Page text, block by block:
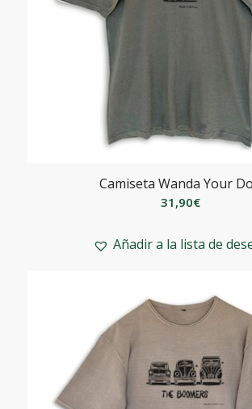
Camiseta Wanda Your
31,90€
Añadir a la lista de